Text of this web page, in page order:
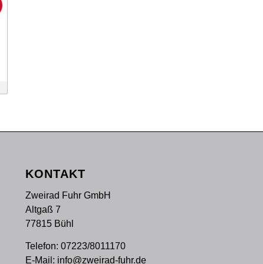
KONTAKT
Zweirad Fuhr GmbH
Altgaß 7
77815 Bühl
Telefon: 07223/8011170
E-Mail: info@zweirad-fuhr.de